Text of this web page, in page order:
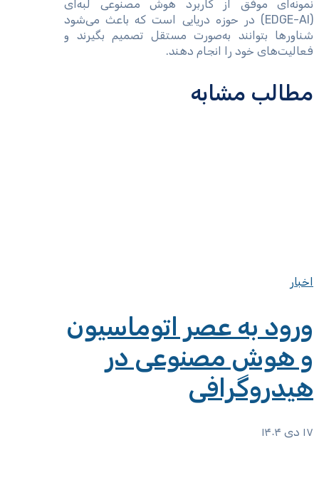
نمونه‌ای موفق از کاربرد هوش مصنوعی لبه‌ای
(EDGE-AI) در حوزه دریایی است که باعث می‌شود
شناورها بتوانند به‌صورت مستقل تصمیم بگیرند و
فعالیت‌های خود را انجام دهند.
مطالب مشابه
اخبار
ورود به عصر اتوماسیون
و هوش مصنوعی در
هیدروگرافی
۱۷ دی ۱۴۰۴